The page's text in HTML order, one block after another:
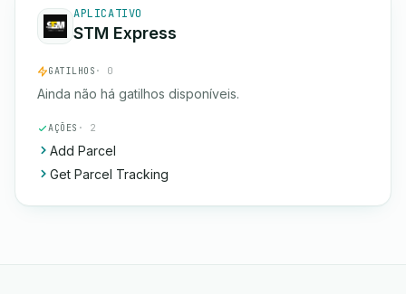
APLICATIVO
STM Express
GATILHOS · 0
Ainda não há gatilhos disponíveis.
AÇÕES · 2
Add Parcel
Get Parcel Tracking